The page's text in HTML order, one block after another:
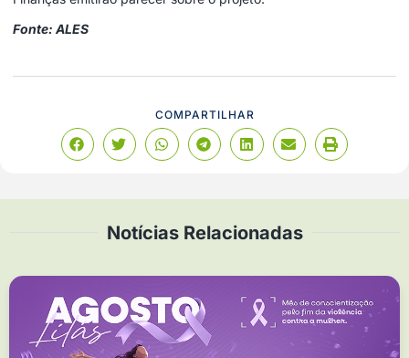
Fonte: ALES
COMPARTILHAR
Notícias Relacionadas